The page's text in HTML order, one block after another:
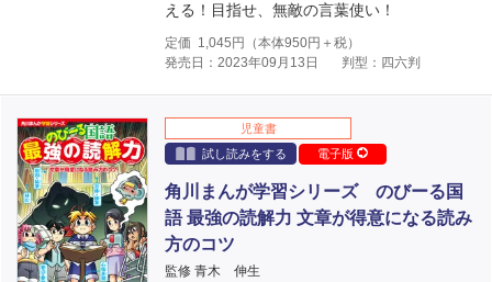
える！目指せ、無敵の言葉使い！
定価 1,045 円（本体950円＋税）
発売日：2023年09月13日
判型：四六判
児童書
試し読みをする
電子版
角川まんが学習シリーズ のびーる国
語 最強の読解力 文章が得意になる読み
方のコツ
監修 青木 伸生